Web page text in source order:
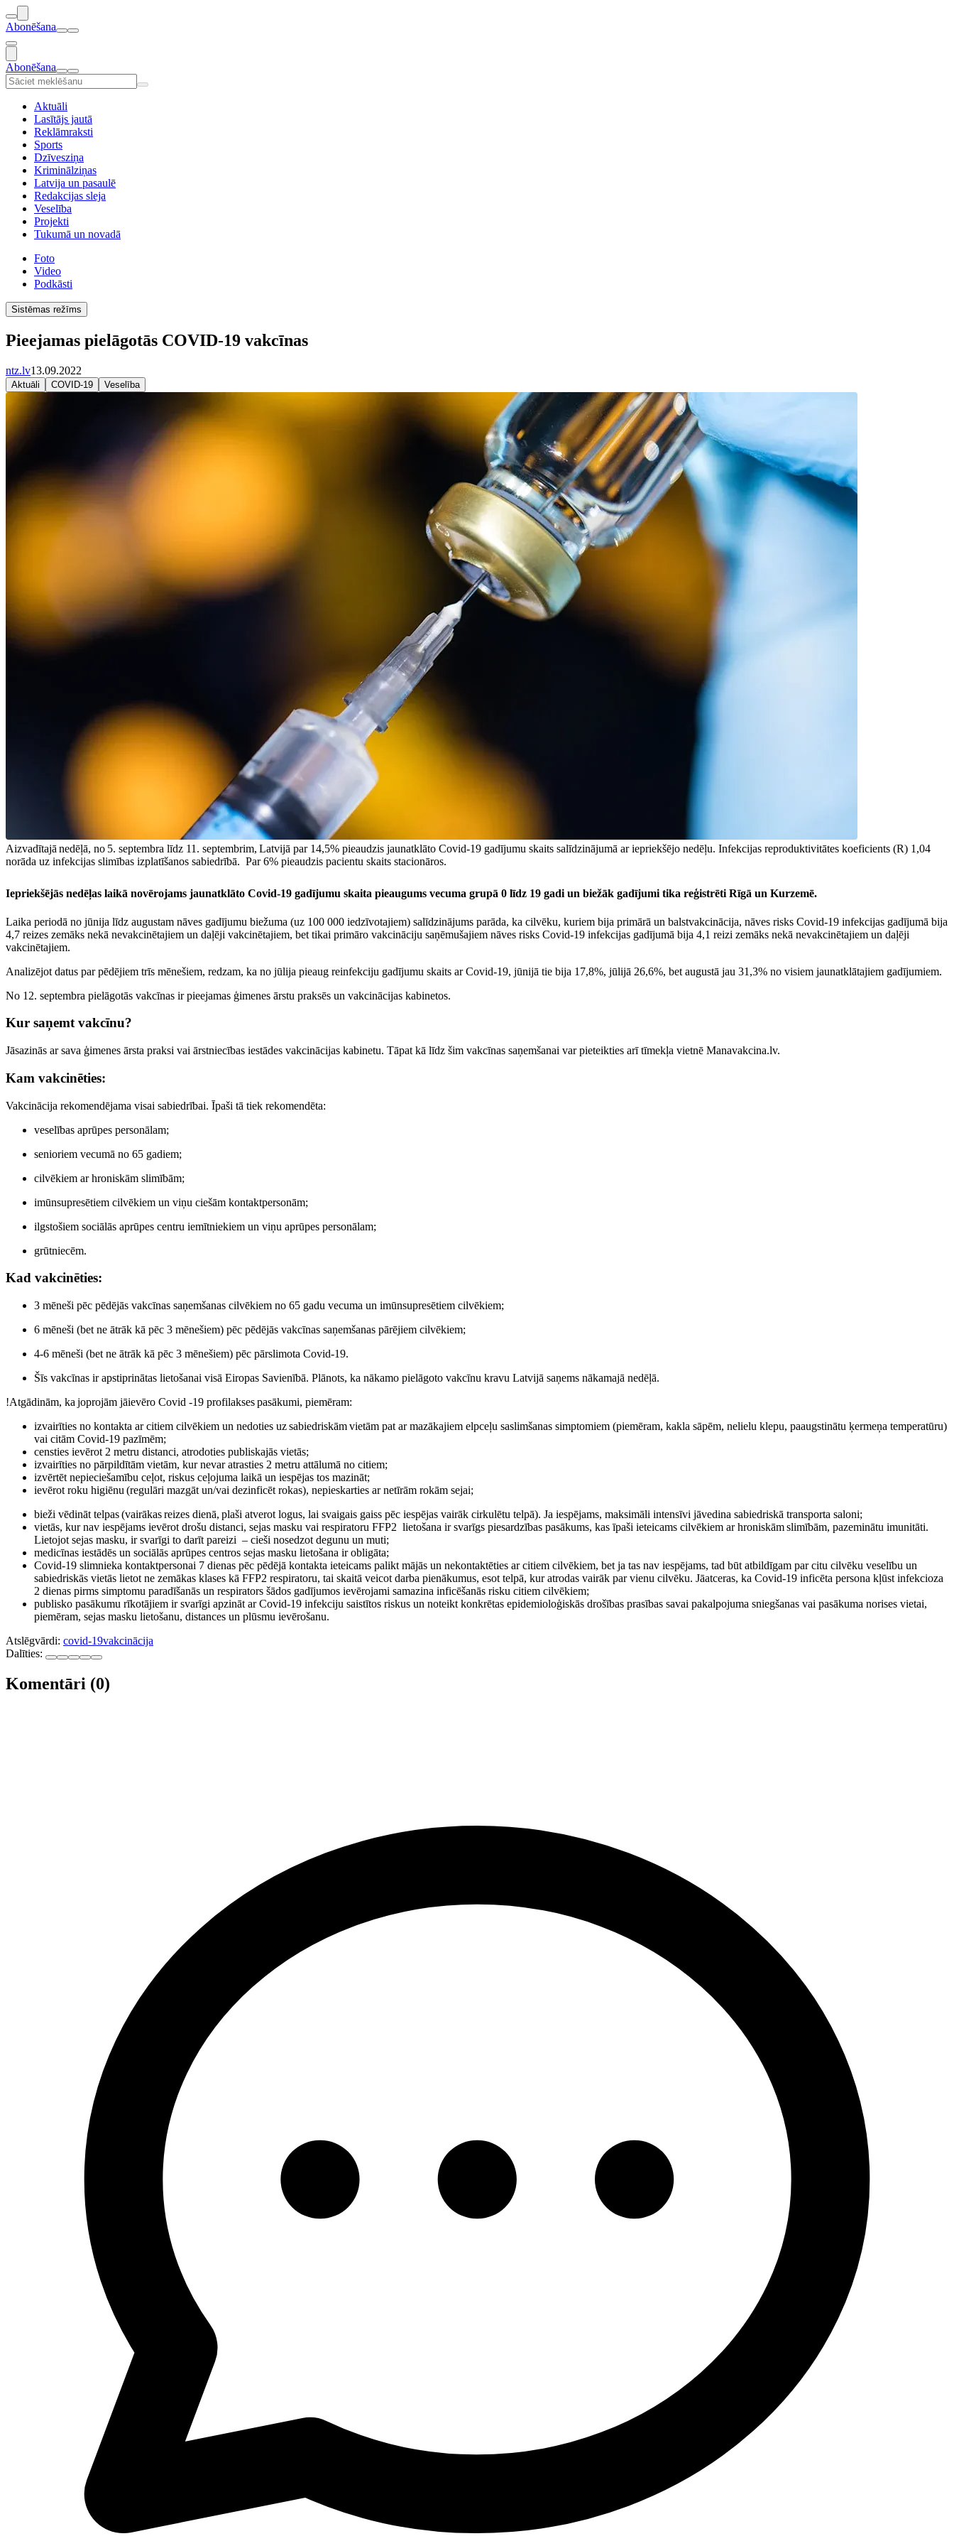
Abonēšana
Abonēšana
Aktuāli
Lasītājs jautā
Reklāmraksti
Sports
Dzīvesziņa
Kriminālziņas
Latvija un pasaulē
Redakcijas sleja
Veselība
Projekti
Tukumā un novadā
Foto
Video
Podkāsti
Sistēmas režīms
Pieejamas pielāgotās COVID-19 vakcīnas
ntz.lv13.09.2022
Aktuāli COVID-19 Veselība
Aizvadītajā nedēļā, no 5. septembra līdz 11. septembrim, Latvijā par 14,5% pieaudzis jaunatklāto Covid-19 gadījumu skaits salīdzinājumā ar iepriekšējo nedēļu. Infekcijas reproduktivitātes koeficients (R) 1,04
norāda uz infekcijas slimības izplatīšanos sabiedrībā. Par 6% pieaudzis pacientu skaits stacionāros.
Iepriekšējās nedēļas laikā novērojams jaunatklāto Covid-19 gadījumu skaita pieaugums vecuma grupā 0 līdz 19 gadi un biežāk gadījumi tika reģistrēti Rīgā un Kurzemē.
Laika periodā no jūnija līdz augustam nāves gadījumu biežuma (uz 100 000 iedzīvotajiem) salīdzinājums parāda, ka cilvēku, kuriem bija primārā un balstvakcinācija, nāves risks Covid-19 infekcijas gadījumā bija
4,7 reizes zemāks nekā nevakcinētajiem un daļēji vakcinētajiem, bet tikai primāro vakcināciju saņēmušajiem nāves risks Covid-19 infekcijas gadījumā bija 4,1 reizi zemāks nekā nevakcinētajiem un daļēji
vakcinētajiem.
Analizējot datus par pēdējiem trīs mēnešiem, redzam, ka no jūlija pieaug reinfekciju gadījumu skaits ar Covid-19, jūnijā tie bija 17,8%, jūlijā 26,6%, bet augustā jau 31,3% no visiem jaunatklātajiem gadījumiem.
No 12. septembra pielāgotās vakcīnas ir pieejamas ģimenes ārstu praksēs un vakcinācijas kabinetos.
Kur saņemt vakcīnu?
Jāsazinās ar sava ģimenes ārsta praksi vai ārstniecības iestādes vakcinācijas kabinetu. Tāpat kā līdz šim vakcīnas saņemšanai var pieteikties arī tīmekļa vietnē Manavakcina.lv.
Kam vakcinēties:
Vakcinācija rekomendējama visai sabiedrībai. Īpaši tā tiek rekomendēta:
veselības aprūpes personālam;
senioriem vecumā no 65 gadiem;
cilvēkiem ar hroniskām slimībām;
imūnsupresētiem cilvēkiem un viņu ciešām kontaktpersonām;
ilgstošiem sociālās aprūpes centru iemītniekiem un viņu aprūpes personālam;
grūtniecēm.
Kad vakcinēties:
3 mēneši pēc pēdējās vakcīnas saņemšanas cilvēkiem no 65 gadu vecuma un imūnsupresētiem cilvēkiem;
6 mēneši (bet ne ātrāk kā pēc 3 mēnešiem) pēc pēdējās vakcīnas saņemšanas pārējiem cilvēkiem;
4-6 mēneši (bet ne ātrāk kā pēc 3 mēnešiem) pēc pārslimota Covid-19.
Šīs vakcīnas ir apstiprinātas lietošanai visā Eiropas Savienībā. Plānots, ka nākamo pielāgoto vakcīnu kravu Latvijā saņems nākamajā nedēļā.
!Atgādinām, ka joprojām jāievēro Covid -19 profilakses pasākumi, piemēram:
izvairīties no kontakta ar citiem cilvēkiem un nedoties uz sabiedriskām vietām pat ar mazākajiem elpceļu saslimšanas simptomiem (piemēram, kakla sāpēm, nelielu klepu, paaugstinātu ķermeņa temperatūru)
vai citām Covid-19 pazīmēm;
censties ievērot 2 metru distanci, atrodoties publiskajās vietās;
izvairīties no pārpildītām vietām, kur nevar atrasties 2 metru attālumā no citiem;
izvērtēt nepieciešamību ceļot, riskus ceļojuma laikā un iespējas tos mazināt;
ievērot roku higiēnu (regulāri mazgāt un/vai dezinficēt rokas), nepieskarties ar netīrām rokām sejai;
bieži vēdināt telpas (vairākas reizes dienā, plaši atverot logus, lai svaigais gaiss pēc iespējas vairāk cirkulētu telpā). Ja iespējams, maksimāli intensīvi jāvedina sabiedriskā transporta saloni;
vietās, kur nav iespējams ievērot drošu distanci, sejas masku vai respiratoru FFP2 lietošana ir svarīgs piesardzības pasākums, kas īpaši ieteicams cilvēkiem ar hroniskām slimībām, pazeminātu imunitāti.
Lietojot sejas masku, ir svarīgi to darīt pareizi – cieši nosedzot degunu un muti;
medicīnas iestādēs un sociālās aprūpes centros sejas masku lietošana ir obligāta;
Covid-19 slimnieka kontaktpersonai 7 dienas pēc pēdējā kontakta ieteicams palikt mājās un nekontaktēties ar citiem cilvēkiem, bet ja tas nav iespējams, tad būt atbildīgam par citu cilvēku veselību un
sabiedriskās vietās lietot ne zemākas klases kā FFP2 respiratoru, tai skaitā veicot darba pienākumus, esot telpā, kur atrodas vairāk par vienu cilvēku. Jāatceras, ka Covid-19 inficēta persona kļūst infekcioza
2 dienas pirms simptomu paradīšanās un respirators šādos gadījumos ievērojami samazina inficēšanās risku citiem cilvēkiem;
publisko pasākumu rīkotājiem ir svarīgi apzināt ar Covid-19 infekciju saistītos riskus un noteikt konkrētas epidemioloģiskās drošības prasības savai pakalpojuma sniegšanas vai pasākuma norises vietai,
piemēram, sejas masku lietošanu, distances un plūsmu ievērošanu.
Atslēgvārdi: covid-19vakcinācija
Dalīties:
Komentāri (0)